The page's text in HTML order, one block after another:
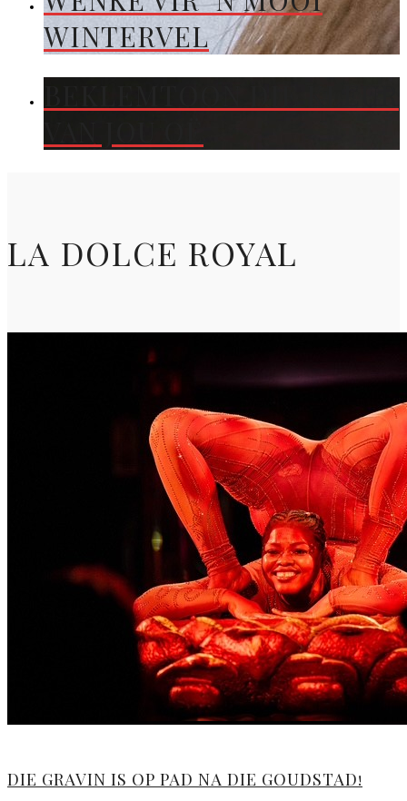
WINTERVEL
LA DOLCE ROYAL
DIE GRAVIN IS OP PAD NA DIE GOUDSTAD!